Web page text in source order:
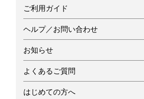
ご利用ガイド
ヘルプ／お問い合わせ
お知らせ
よくあるご質問
はじめての方へ